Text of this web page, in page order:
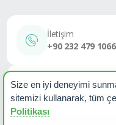
İletişim
+90 232 479
E-Posta
Size en iyi deneyimi
sitemizi kullanarak, tüm
Politikası